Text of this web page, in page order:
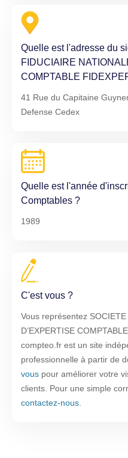
Quelle est l'adresse du
FIDUCIAIRE
COMPTABLE
41 Rue du Capitaine
Defense Cedex
Quelle est l'année
Comptables ?
1989
C'est vous ?
Vous représentez
D’EXPERTISE
compteo.fr est un site
professionnelle à partir de
vous pour améliorer votre
clients. Pour une simple
contactez-nous